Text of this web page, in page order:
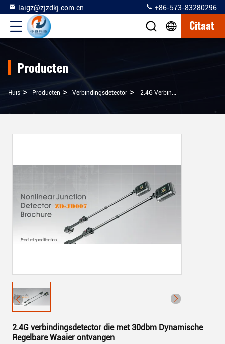
laigz@zjzdkj.com.cn +86-573-83280296
Citaat
Producten
Huis > Producten > Verbindingsdetector > 2.4G Verbindingsdetector Die Met 30dbm Dynamische Regelbare Waaier Ontvangen
2.4G verbindingsdetector die met 30dbm Dynamische
Regelbare Waaier ontvangen